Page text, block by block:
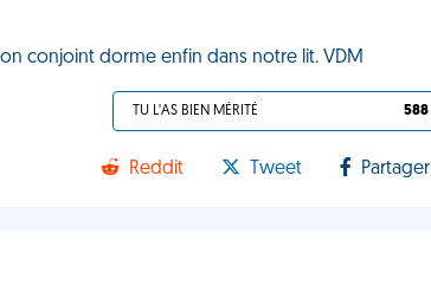
conjoint dorme enfin dans notre lit. VDM
TU L'AS BIEN MÉRITÉ 588
Reddit Tweet Partager